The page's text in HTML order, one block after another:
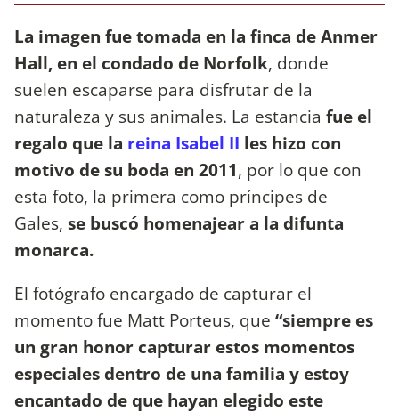
La imagen fue tomada en la finca de Anmer
Hall, en el condado de Norfolk, donde
suelen escaparse para disfrutar de la
naturaleza y sus animales. La estancia fue el
regalo que la reina Isabel II les hizo con
motivo de su boda en 2011, por lo que con
esta foto, la primera como príncipes de
Gales, se buscó homenajear a la difunta
monarca.
El fotógrafo encargado de capturar el
momento fue Matt Porteus, que “siempre es
un gran honor capturar estos momentos
especiales dentro de una familia y estoy
encantado de que hayan elegido este